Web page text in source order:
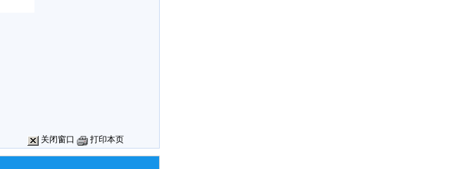
关闭窗口 打印本页